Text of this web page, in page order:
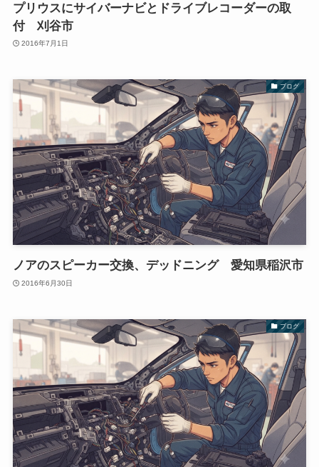
プリウスにサイバーナビとドライブレコーダーの取
付 刈谷市
2016年7月1日
ブログ
ノアのスピーカー交換、デッドニング 愛知県稲沢市
2016年6月30日
ブログ